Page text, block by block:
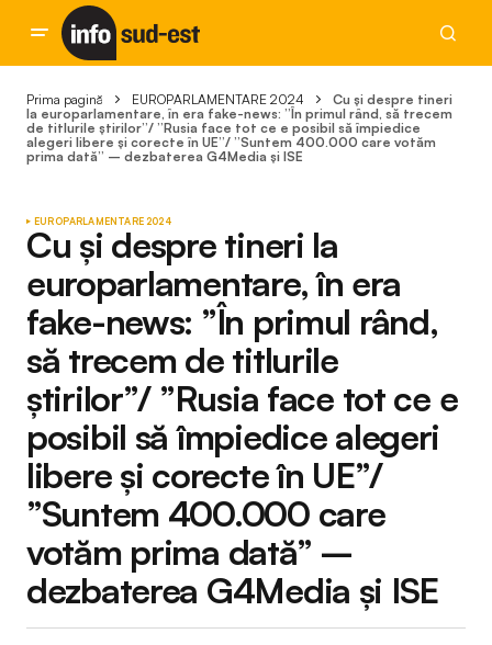
Prima pagină EUROPARLAMENTARE 2024
Cu și despre tineri
la europarlamentare, în era fake-news: ”În primul rând, să trecem
de titlurile știrilor”/ ”Rusia face tot ce e posibil să împiedice
alegeri libere și corecte în UE”/ ”Suntem 400.000 care votăm
prima dată” – dezbaterea G4Media și ISE
EUROPARLAMENTARE 2024
Cu și despre tineri la
europarlamentare, în era
fake-news: ”În primul rând,
să trecem de titlurile
știrilor”/ ”Rusia face tot ce e
posibil să împiedice alegeri
libere și corecte în UE”/
”Suntem 400.000 care
votăm prima dată” –
dezbaterea G4Media și ISE